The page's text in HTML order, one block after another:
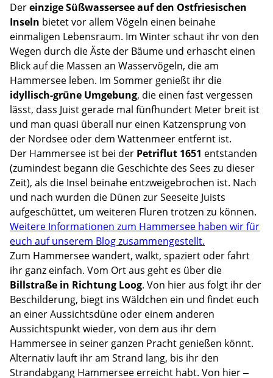
Dereinzige Süßwassersee auf den Ostfriesischen
Inseln bietet vor allem Vögeln einen beinahe
einmaligen Lebensraum. Im Winter schaut ihr von den
Wegen durch die Äste der Bäume und erhascht einen
Blick auf die Massen an Wasservögeln, die am
Hammersee leben. Im Sommer genießt ihr die
idyllisch-grüne Umgebung, die einen fast vergessen
lässt, dass Juist gerade mal fünfhundert Meter breit ist
und man quasi überall nur einen Katzensprung von
der Nordsee oder dem Wattenmeer entfernt ist.
Der Hammersee ist bei der Petriflut 1651 entstanden
(zumindest begann die Geschichte des Sees zu dieser
Zeit), als die Insel beinahe entzweigebrochen ist. Nach
und nach wurden die Dünen zur Seeseite Juists
aufgeschüttet, um weiteren Fluren trotzen zu können.
Weitere Informationen zum Hammersee haben wir für
euch auf unserem Blog zusammengestellt.
Zum Hammersee wandert, walkt, spaziert oder fahrt
ihr ganz einfach. Vom Ort aus geht es über die
Billstraße in Richtung Loog. Von hier aus folgt ihr der
Beschilderung, biegt ins Wäldchen ein und findet euch
an einer Aussichtsdüne oder einem anderen
Aussichtspunkt wieder, von dem aus ihr dem
Hammersee in seiner ganzen Pracht genießen könnt.
Alternativ lauft ihr am Strand lang, bis ihr den
Strandabgang Hammersee erreicht habt. Von hier –